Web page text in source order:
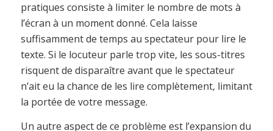
pratiques consiste à limiter le nombre de mots à
l’écran à un moment donné. Cela laisse
suffisamment de temps au spectateur pour lire le
texte. Si le locuteur parle trop vite, les sous-titres
risquent de disparaître avant que le spectateur
n’ait eu la chance de les lire complètement, limitant
la portée de votre message.
Un autre aspect de ce problème est l’expansion du